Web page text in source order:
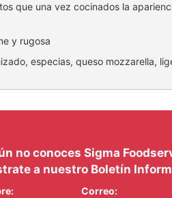
que una vez cocinados la
y rugosa
especias, queso mozzarella,
no conoces Sigma
a nuestro Boletín
Correo: